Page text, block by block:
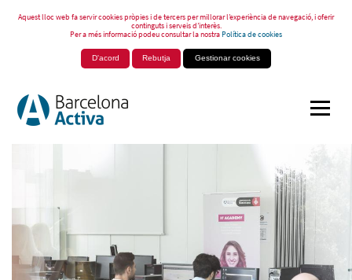
Aquest lloc web fa servir cookies pròpies i de tercers per millorar l’experiència de navegació, i oferir
continguts i serveis d’interès.
Per a més informació podeu consultar la nostraPolítica de cookies
D'acord Rebutja Gestionar cookies